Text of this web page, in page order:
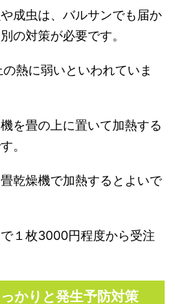
成虫は、バルサンでも届か
の対策が必要です。
熱に弱いといわれていま
を畳の上に置いて加熱する
。
乾燥機で加熱するとよいで
１枚3000円程度から受注
かりと発生予防対策